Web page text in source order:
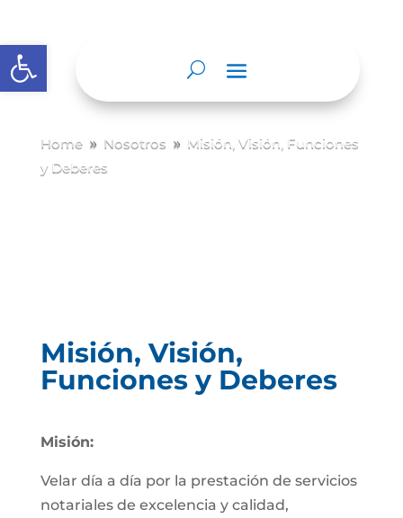
Abrir barra de herramientas
Home 9 Nosotros 9 Misión, Visión, Funciones
y Deberes
Misión, Visión,
Funciones y Deberes
Misión:
Velar día a día por la prestación de servicios
notariales de excelencia y calidad,